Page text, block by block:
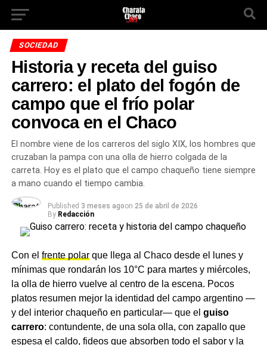
SOCIEDAD
Historia y receta del guiso
carrero: el plato del fogón de
campo que el frío polar
convoca en el Chaco
El nombre viene de los carreros del siglo XIX, los hombres que
cruzaban la pampa con una olla de hierro colgada de la
carreta. Hoy es el plato que el campo chaqueño tiene siempre
a mano cuando el tiempo cambia.
Published 3 meses agoon 25 de abril de 2026
By Redacción
Con el frente polarque llega al Chaco desde el lunes y
mínimas que rondarán los 10°C para martes y miércoles,
la olla de hierro vuelve al centro de la escena. Pocos
platos resumen mejor la identidad del campo argentino —
y del interior chaqueño en particular— que el guiso
carrero: contundente, de una sola olla, con zapallo que
espesa el caldo, fideos que absorben todo el sabor y la